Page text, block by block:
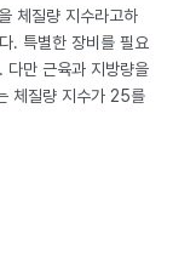
체질량 지수라고하
. 특별한 장비를 필요
다만 근육과 지방량을
체질량 지수가 25를